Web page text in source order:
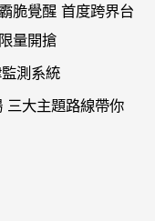
脆覺醒 首度跨界台
量開搶
測系統
三大主題路線帶你